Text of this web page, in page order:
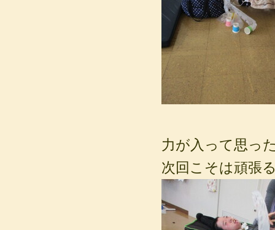
力が入って思っ
次回こそは頑張